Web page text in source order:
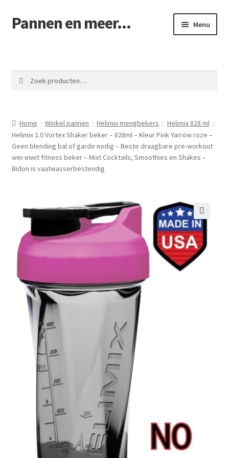
Ga
door
Ga
naar
Pannen en meer... Menu
Winkelmand
Mijn account
Contact
Home Winkel pannen Helimix mengbekers
Helimix 828 ml
Helimix 2.0 Vortex Shaker beker – 828ml – Kleur Pink Yarrow roze –
Geen blending bal of garde nodig – Beste draagbare pre-workout
wei-eiwit fitness beker – Mixt Cocktails, Smoothies en Shakes –
Bidon is vaatwasserbestendig
🔍